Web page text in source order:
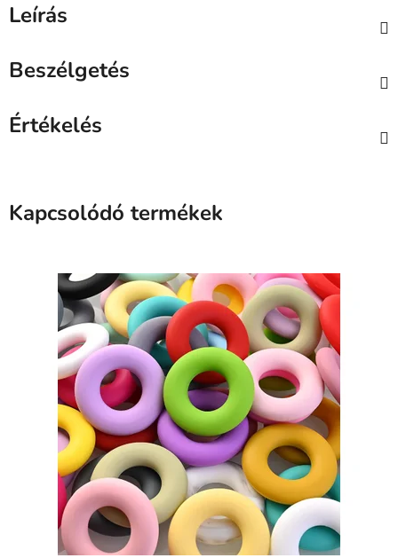
Leírás
Beszélgetés
Értékelés
Kapcsolódó termékek